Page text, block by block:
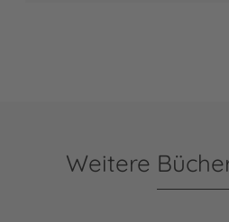
Weitere